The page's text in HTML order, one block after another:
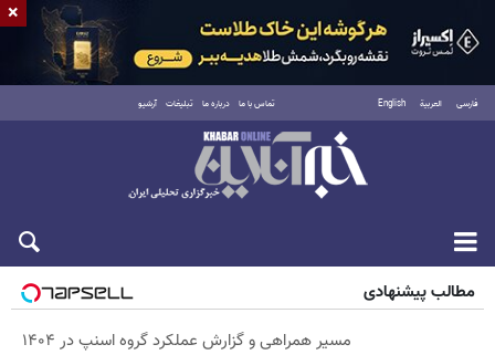
فارسی العربية English تماس با ما درباره ما تبلیغات آرشیو
پنجشنبه ۱۵ مرداد ۱۴۰۵
مطالب پیشنهادی
مسیر همراهی و گزارش عملکرد گروه اسنپ در ۱۴۰۴
×